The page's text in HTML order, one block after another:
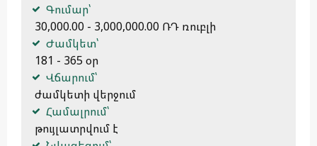
Գումար՝
30,000.00 - 3,000,000.00 ՌԴ ռուբլի
Ժամկետ՝
181 - 365 օր
Վճարում՝
ժամկետի վերջում
Համալրում՝
թույլատրվում է